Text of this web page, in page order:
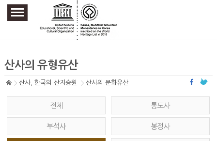
주요메뉴 바로가기
본문 바로가기
하단메뉴 바로가기
산사의 유형유산
산사, 한국의 산지승원 산사의 문화유산
전체 통도사
부석사 봉정사